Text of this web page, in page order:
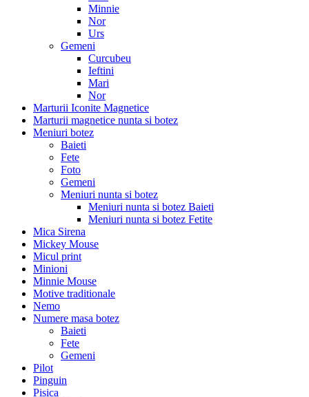
Minnie
Nor
Urs
Gemeni
Curcubeu
Ieftini
Mari
Nor
Marturii Iconite Magnetice
Marturii magnetice nunta si botez
Meniuri botez
Baieti
Fete
Foto
Gemeni
Meniuri nunta si botez
Meniuri nunta si botez Baieti
Meniuri nunta si botez Fetite
Mica Sirena
Mickey Mouse
Micul print
Minioni
Minnie Mouse
Motive traditionale
Nemo
Numere masa botez
Baieti
Fete
Gemeni
Pilot
Pinguin
Pisica